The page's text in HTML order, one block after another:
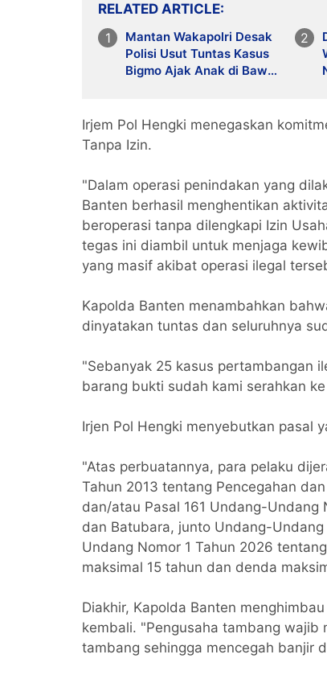
RELATED ARTICLE
Mantan Wakapolri Desak
Polisi Usut Tuntas Kasus
Bigmo Ajak Anak di Bawah
Irjem Pol Hengki menegaskan
Tanpa Izin.
"Dalam operasi penindakan yang
Banten berhasil menghentikan
beroperasi tanpa dilengkapi Izin
tegas ini diambil untuk menjaga
yang masif akibat operasi ilegal
Kapolda Banten menambahkan
dinyatakan tuntas dan seluruhnya
"Sebanyak 25 kasus pertambangan
barang bukti sudah kami serahkan
Irjen Pol Hengki menyebutkan pasal
"Atas perbuatannya, para pelaku
Tahun 2013 tentang Pencegahan
dan/atau Pasal 161 Undang-
dan Batubara, junto Undang-
Undang Nomor 1 Tahun 2026
maksimal 15 tahun dan denda
Diakhir, Kapolda Banten
kembali. "Pengusaha tambang wajib
tambang sehingga mencegah banjir